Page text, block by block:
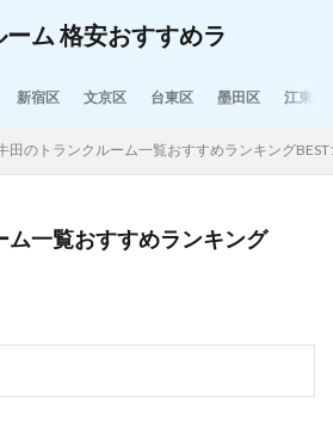
ム 格安おすすめラ
新宿区 文京区 台東区 墨田区 江東区
田のトランクルーム一覧おすすめランキング
ム一覧おすすめランキング